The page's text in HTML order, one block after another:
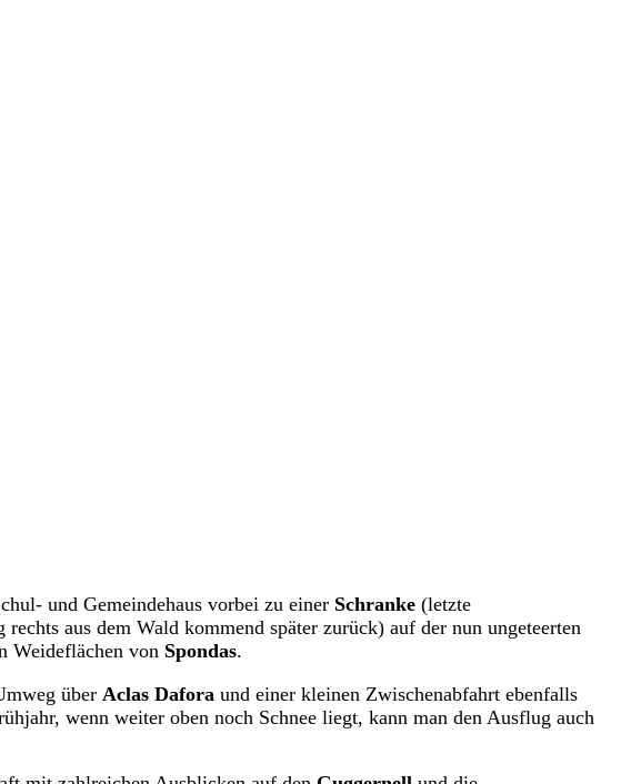
und Gemeindehaus vorbei zu einer Schranke (letzte
aus dem Wald kommend später zurück) auf der nun ungeteerten
Weideflächen von Spondas.
über Aclas Dafora und einer kleinen Zwischenabfahrt ebenfalls
wenn weiter oben noch Schnee liegt, kann man den Ausflug auch